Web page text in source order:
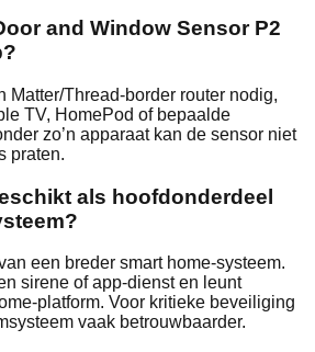
and Window Sensor P2
Matter/Thread‑border router nodig,
TV, HomePod of bepaalde
zo’n apparaat kan de sensor niet
praten.
als hoofdonderdeel
een breder smart home‑systeem.
sirene of app‑dienst en leunt
Voor kritieke beveiliging
vaak betrouwbaarder.